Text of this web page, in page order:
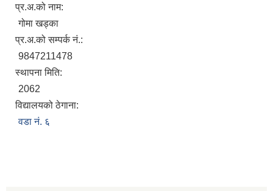
प्र.अ.को नाम:
गोमा खड्का
प्र.अ.को सम्पर्क नं.:
9847211478
स्थापना मिति:
2062
विद्यालयको ठेगाना:
वडा नं. ६